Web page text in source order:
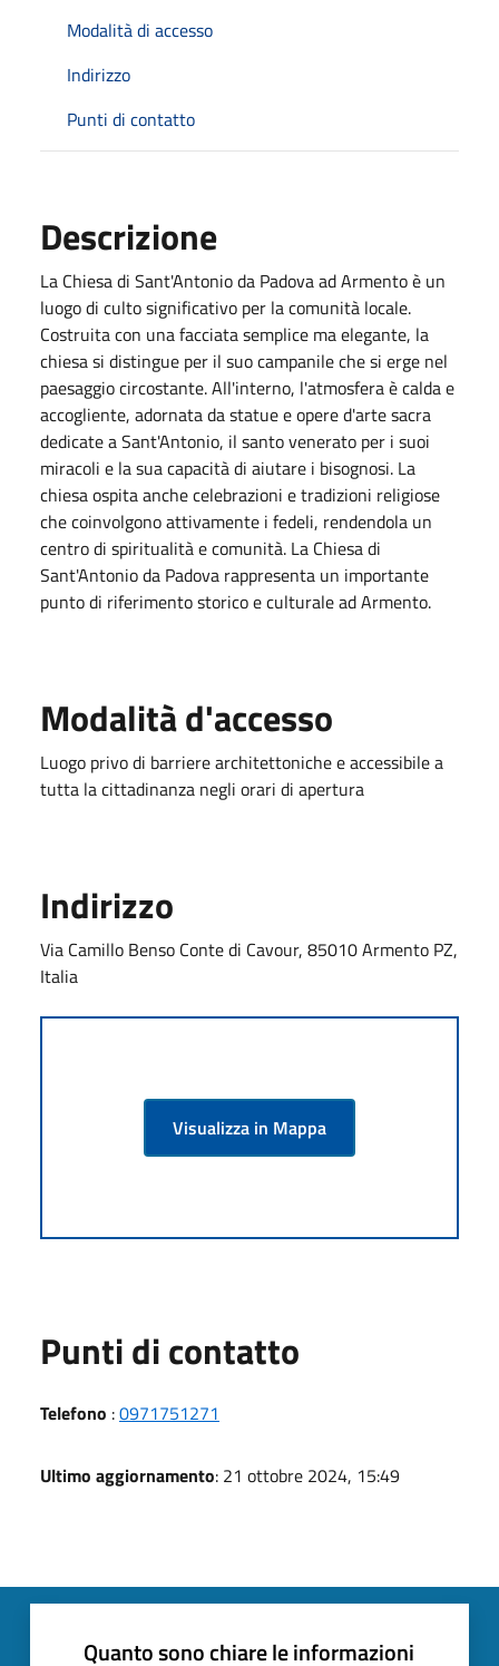
Modalità di accesso
Indirizzo
Punti di contatto
Descrizione
La Chiesa di Sant'Antonio da Padova ad Armento è un
luogo di culto significativo per la comunità locale.
Costruita con una facciata semplice ma elegante, la
chiesa si distingue per il suo campanile che si erge nel
paesaggio circostante. All'interno, l'atmosfera è calda e
accogliente, adornata da statue e opere d'arte sacra
dedicate a Sant'Antonio, il santo venerato per i suoi
miracoli e la sua capacità di aiutare i bisognosi. La
chiesa ospita anche celebrazioni e tradizioni religiose
che coinvolgono attivamente i fedeli, rendendola un
centro di spiritualità e comunità. La Chiesa di
Sant'Antonio da Padova rappresenta un importante
punto di riferimento storico e culturale ad Armento.
Modalità d'accesso
Luogo privo di barriere architettoniche e accessibile a
tutta la cittadinanza negli orari di apertura
Indirizzo
Via Camillo Benso Conte di Cavour, 85010 Armento PZ,
Italia
Visualizza in Mappa
Punti di contatto
Telefono :0971751271
Ultimo aggiornamento: 21 ottobre 2024, 15:49
Quanto sono chiare le informazioni